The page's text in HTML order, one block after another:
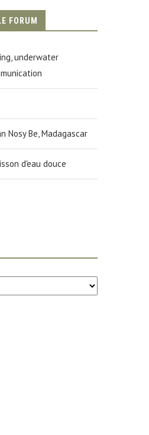
ATTENTION VOUS...
FORUM
underwater
Nosy Be, Madagascar
d'eau douce